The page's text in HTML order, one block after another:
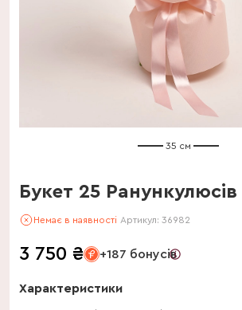
35 см
Букет 25 Ранункулюсів
Немає в наявності Артикул: 36982
3 750 ₴ +187 бонусів
Характеристики